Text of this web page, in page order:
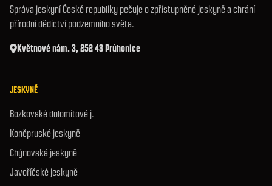
Správa jeskyní České republiky pečuje o zpřístupněné jeskyně a chrání
přírodní dědictví podzemního světa.
Květnové nám. 3, 252 43 Průhonice
JESKYNĚ
Bozkovské dolomitové j.
Koněpruské jeskyně
Chýnovská jeskyně
Javoříčské jeskyně